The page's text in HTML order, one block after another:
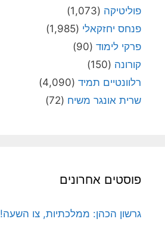
פוליטיקה (1,073)
פנחס יחזקאלי (1,985)
פרקי לימוד (90)
קורונה (150)
רלוונטיים תמיד (4,090)
שרית אונגר משיח (72)
פוסטים אחרונים
גרשון הכהן: ממלכתיות, צו השעה!